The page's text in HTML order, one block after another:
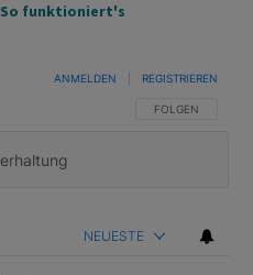
So funktioniert's
FOLGE DIESER
FOLGEN
ANMELDEN REGISTRIEREN
NEUESTE